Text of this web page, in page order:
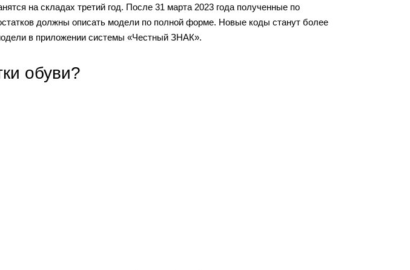
на складах третий год. После 31 марта 2023 года полученные по
должны описать модели по полной форме. Новые коды станут более
в приложении системы «Честный ЗНАК».
обуви?